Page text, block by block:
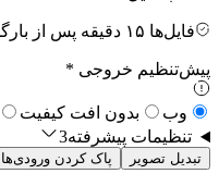
فایل‌ها ۱۵ دقیقه پس از بارگذاری از سرورهای ما حذف می‌شوند.
پیش‌تنظیم خروجی *
وب بدون افت کیفیت
تنظیمات پیشرفته3
تبدیل تصویر پاک کردن ورودی‌ها